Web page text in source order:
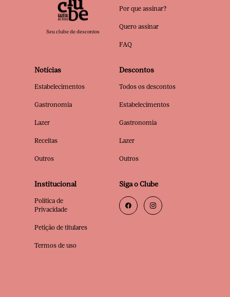
Seu clube de descontos
Por que assinar?
Quero assinar
FAQ
Notícias
Estabelecimentos
Gastronomia
Lazer
Receitas
Outros
Descontos
Todos os descontos
Estabelecimentos
Gastronomia
Lazer
Outros
Institucional
Política de
Privacidade
Petição de titulares
Termos de uso
Siga o Clube